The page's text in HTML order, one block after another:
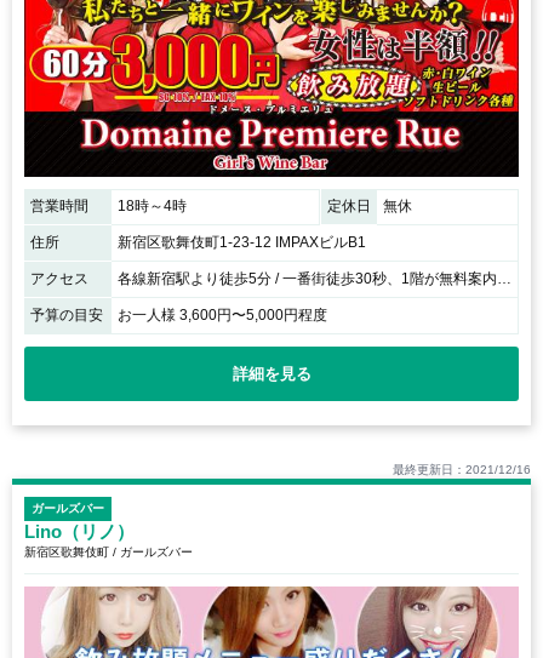
営業時間 18時～4時 定休日 無休
住所 新宿区歌舞伎町1-23-12 IMPAXビルB1
アクセス 各線新宿駅より徒歩5分 / 一番街徒歩30秒、1階が無料案内所のビルのB1f
予算の目安 お一人様 3,600円〜5,000円程度
詳細を見る
最終更新日：2021/12/16
ガールズバー
Lino（リノ）
新宿区歌舞伎町 / ガールズバー